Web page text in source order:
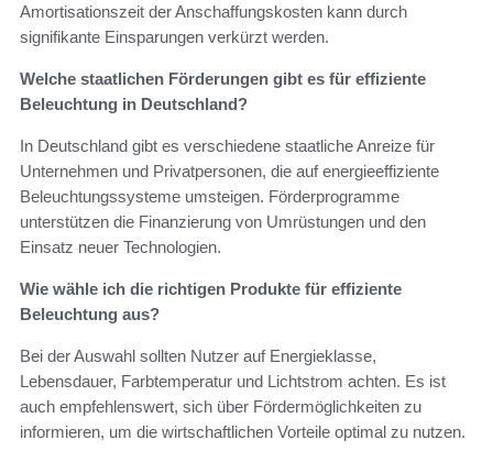
Amortisationszeit der Anschaffungskosten kann durch
signifikante Einsparungen verkürzt werden.
Welche staatlichen Förderungen gibt es für effiziente
Beleuchtung in Deutschland?
In Deutschland gibt es verschiedene staatliche Anreize für
Unternehmen und Privatpersonen, die auf energieeffiziente
Beleuchtungssysteme umsteigen. Förderprogramme
unterstützen die Finanzierung von Umrüstungen und den
Einsatz neuer Technologien.
Wie wähle ich die richtigen Produkte für effiziente
Beleuchtung aus?
Bei der Auswahl sollten Nutzer auf Energieklasse,
Lebensdauer, Farbtemperatur und Lichtstrom achten. Es ist
auch empfehlenswert, sich über Fördermöglichkeiten zu
informieren, um die wirtschaftlichen Vorteile optimal zu nutzen.